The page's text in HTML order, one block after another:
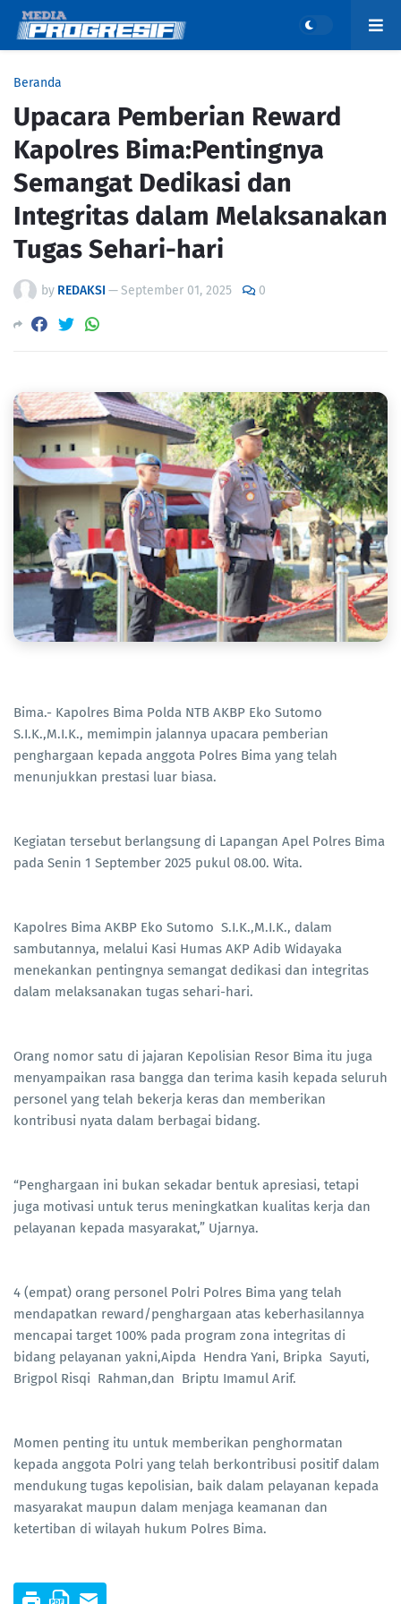
Beranda
Upacara Pemberian Reward
Kapolres Bima:Pentingnya
Semangat Dedikasi dan
Integritas dalam Melaksanakan
Tugas Sehari-hari
by REDAKSI —September 01, 2025 0
Bima.- Kapolres Bima Polda NTB AKBP Eko Sutomo
S.I.K.,M.I.K., memimpin jalannya upacara pemberian
penghargaan kepada anggota Polres Bima yang telah
menunjukkan prestasi luar biasa.
Kegiatan tersebut berlangsung di Lapangan Apel Polres Bima
pada Senin 1 September 2025 pukul 08.00. Wita.
Kapolres Bima AKBP Eko Sutomo S.I.K.,M.I.K., dalam
sambutannya, melalui Kasi Humas AKP Adib Widayaka
menekankan pentingnya semangat dedikasi dan integritas
dalam melaksanakan tugas sehari-hari.
Orang nomor satu di jajaran Kepolisian Resor Bima itu juga
menyampaikan rasa bangga dan terima kasih kepada seluruh
personel yang telah bekerja keras dan memberikan
kontribusi nyata dalam berbagai bidang.
“Penghargaan ini bukan sekadar bentuk apresiasi, tetapi
juga motivasi untuk terus meningkatkan kualitas kerja dan
pelayanan kepada masyarakat,” Ujarnya.
4 (empat) orang personel Polri Polres Bima yang telah
mendapatkan reward/penghargaan atas keberhasilannya
mencapai target 100% pada program zona integritas di
bidang pelayanan yakni,Aipda Hendra Yani, Bripka Sayuti,
Brigpol Risqi Rahman,dan Briptu Imamul Arif.
Momen penting itu untuk memberikan penghormatan
kepada anggota Polri yang telah berkontribusi positif dalam
mendukung tugas kepolisian, baik dalam pelayanan kepada
masyarakat maupun dalam menjaga keamanan dan
ketertiban di wilayah hukum Polres Bima.